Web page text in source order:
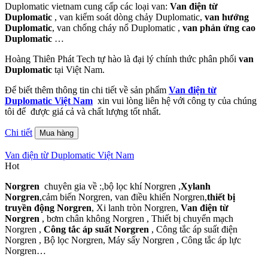
Duplomatic vietnam cung cấp các loại van: Van điện từ
Duplomatic , van kiểm soát dòng chảy Duplomatic, van hướng
Duplomatic, van chống cháy nổ Duplomatic , van phản ứng cao
Duplomatic …
Hoàng Thiên Phát Tech tự hào là đại lý chính thức phân phối van
Duplomatic tại Việt Nam.
Để biết thêm thông tin chi tiết về sản phẩm Van điện từ
Duplomatic Việt Nam xin vui lòng liên hệ với công ty của chúng
tôi để được giá cả và chất lượng tốt nhất.
Chi tiết Mua hàng
Van điện từ Duplomatic Việt Nam
Hot
Norgren chuyên gia về :,bộ lọc khí Norgren ,Xylanh
Norgren,cảm biến Norgren, van điều khiển Norgren,thiết bị
truyền động Norgren, Xi lanh tròn Norgren, Van điện từ
Norgren , bơm chân không Norgren , Thiết bị chuyển mạch
Norgren , Công tắc áp suất Norgren , Công tắc áp suất điện
Norgren , Bộ lọc Norgren, Máy sấy Norgren , Công tắc áp lực
Norgren…